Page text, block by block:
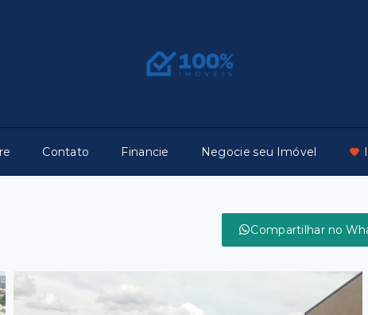
Contato Financie Negocie seu Imóvel
Compartilhar no